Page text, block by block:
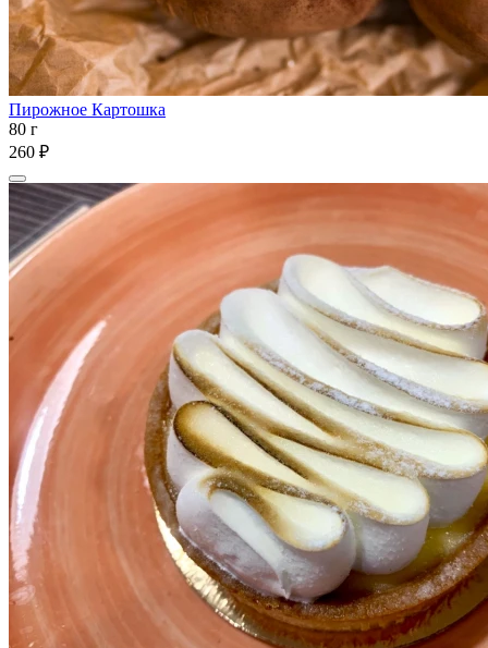
Пирожное Картошка
80 г
260 ₽